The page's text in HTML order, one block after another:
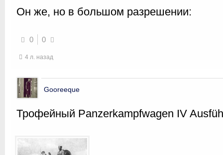
Он же, но в большом разрешении:
0 0
4 л. назад
Gooreeque
Трофейный Panzerkampfwagen IV